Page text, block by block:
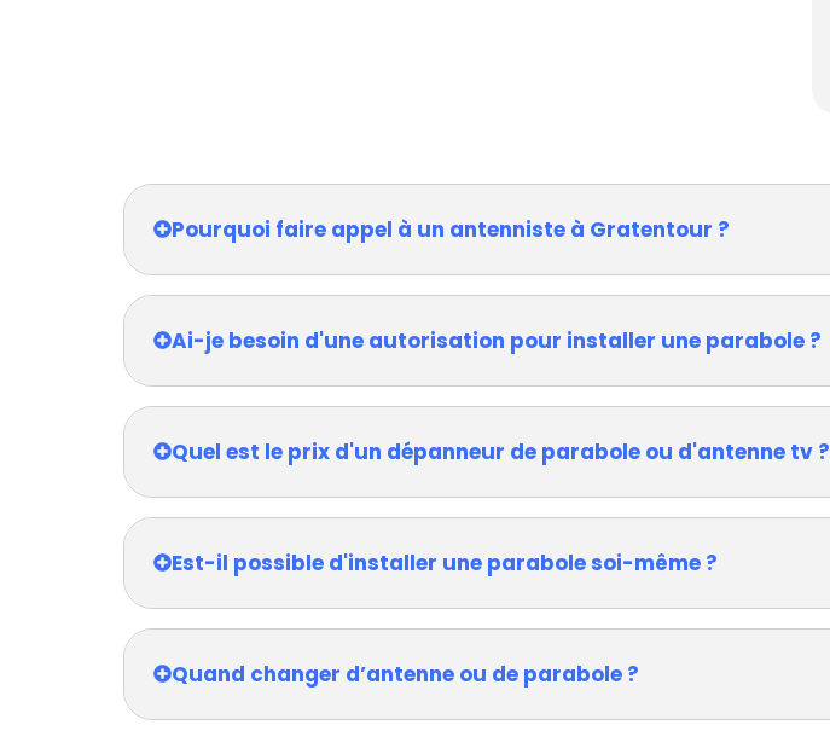
Pourquoi faire appel à un antenniste à Gratentour ?
Ai-je besoin d'une autorisation pour installer une parabole ?
Quel est le prix d'un dépanneur de parabole ou d'antenne tv ?
Est-il possible d'installer une parabole soi-même ?
Quand changer d’antenne ou de parabole ?